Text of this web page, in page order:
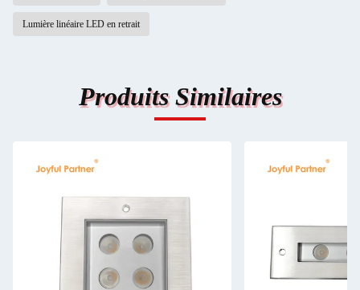
Lumière linéaire LED en retrait
Produits Similaires